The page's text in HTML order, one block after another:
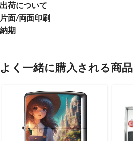
出荷について
片面/両面印刷
納期
よく一緒に購入される商品